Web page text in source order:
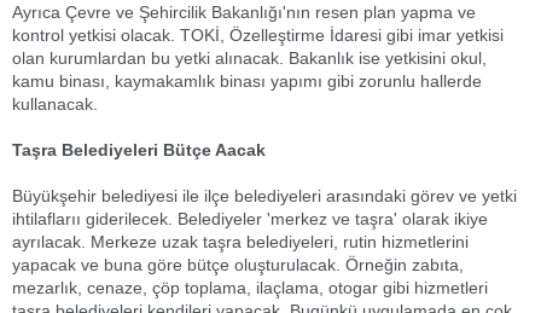
Ayrıca Çevre ve Şehircilik Bakanlığı'nın resen plan yapma ve
kontrol yetkisi olacak. TOKİ, Özelleştirme İdaresi gibi imar yetkisi
olan kurumlardan bu yetki alınacak. Bakanlık ise yetkisini okul,
kamu binası, kaymakamlık binası yapımı gibi zorunlu hallerde
kullanacak.
Taşra Belediyeleri Bütçe Aacak
Büyükşehir belediyesi ile ilçe belediyeleri arasındaki görev ve yetki
ihtilaflarıı giderilecek. Belediyeler 'merkez ve taşra' olarak ikiye
ayrılacak. Merkeze uzak taşra belediyeleri, rutin hizmetlerini
yapacak ve buna göre bütçe oluşturulacak. Örneğin zabıta,
mezarlık, cenaze, çöp toplama, ilaçlama, otogar gibi hizmetleri